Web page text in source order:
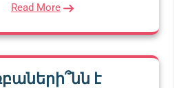
Read More
է